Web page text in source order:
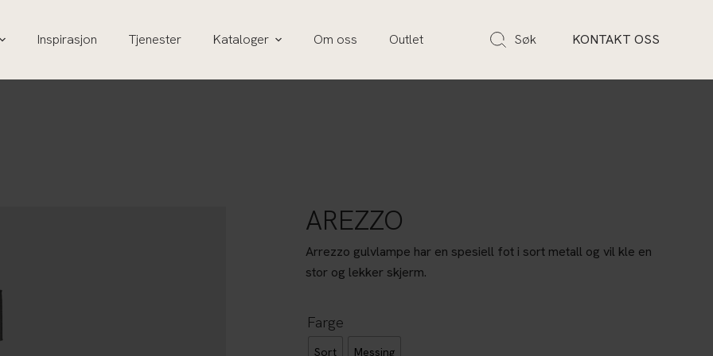
Inspirasjon Tjenester Kataloger Om oss Outlet Søk KONTAKT OSS
AREZZO
Arrezzo gulvlampe har en spesiell fot i sort metall og vil kle en
stor og lekker skjerm.
Farge
Sort Messing